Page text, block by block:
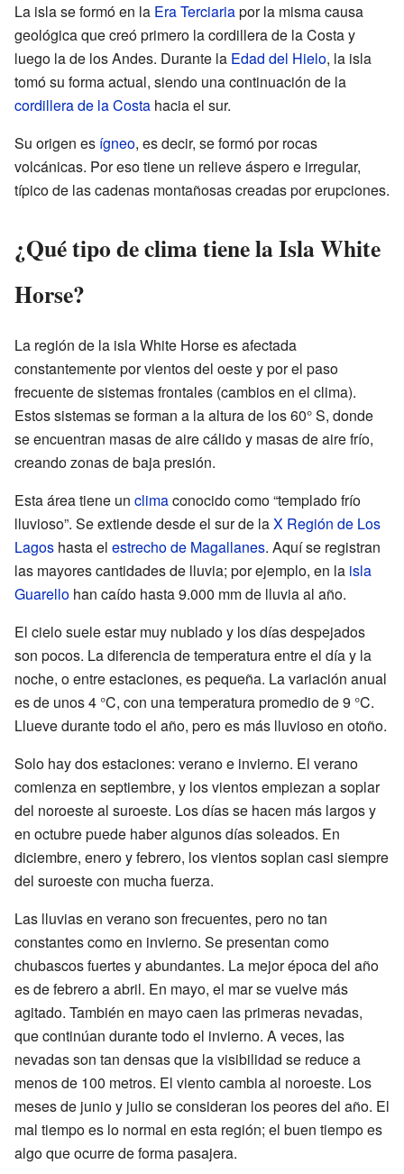
La isla se formó en la Era Terciariapor la misma causa
geológica que creó primero la cordillera de la Costa y
luego la de los Andes. Durante la Edad del Hielo, la isla
tomó su forma actual, siendo una continuación de la
cordillera de la Costa hacia el sur.
Su origen es ígneo, es decir, se formó por rocas
volcánicas. Por eso tiene un relieve áspero e irregular,
típico de las cadenas montañosas creadas por erupciones.
¿Qué tipo de clima tiene la Isla White
Horse?
La región de la isla White Horse es afectada
constantemente por vientos del oeste y por el paso
frecuente de sistemas frontales (cambios en el clima).
Estos sistemas se forman a la altura de los 60° S, donde
se encuentran masas de aire cálido y masas de aire frío,
creando zonas de baja presión.
Esta área tiene un climaconocido como “templado frío
lluvioso”. Se extiende desde el sur de laX Región de Los
Lagos hasta el estrecho de Magallanes. Aquí se registran
las mayores cantidades de lluvia; por ejemplo, en la isla
Guarello han caído hasta 9.000 mm de lluvia al año.
El cielo suele estar muy nublado y los días despejados
son pocos. La diferencia de temperatura entre el día y la
noche, o entre estaciones, es pequeña. La variación anual
es de unos 4 °C, con una temperatura promedio de 9 °C.
Llueve durante todo el año, pero es más lluvioso en otoño.
Solo hay dos estaciones: verano e invierno. El verano
comienza en septiembre, y los vientos empiezan a soplar
del noroeste al suroeste. Los días se hacen más largos y
en octubre puede haber algunos días soleados. En
diciembre, enero y febrero, los vientos soplan casi siempre
del suroeste con mucha fuerza.
Las lluvias en verano son frecuentes, pero no tan
constantes como en invierno. Se presentan como
chubascos fuertes y abundantes. La mejor época del año
es de febrero a abril. En mayo, el mar se vuelve más
agitado. También en mayo caen las primeras nevadas,
que continúan durante todo el invierno. A veces, las
nevadas son tan densas que la visibilidad se reduce a
menos de 100 metros. El viento cambia al noroeste. Los
meses de junio y julio se consideran los peores del año. El
mal tiempo es lo normal en esta región; el buen tiempo es
algo que ocurre de forma pasajera.